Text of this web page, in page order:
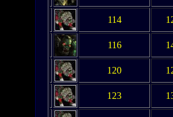
114
116
120
123